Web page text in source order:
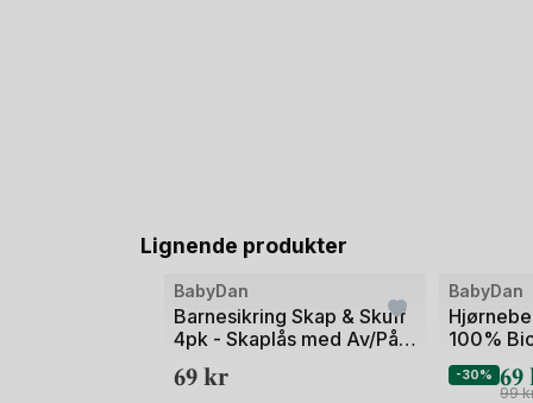
Lignende produkter
Bilde
av
BabyDan
Barnesikring Skap & Skuff
4pk - Skaplås med Av/På
funksjon
69kr
BabyDan
100%
-30% 69
99